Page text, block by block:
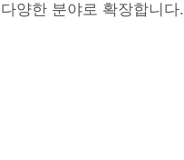
다양한 분야로 확장합니다.